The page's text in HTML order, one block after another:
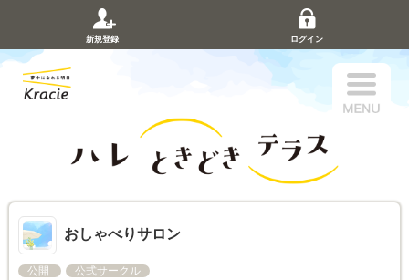
新規登録 ログイン
おしゃべりサロン
公開 公式サークル